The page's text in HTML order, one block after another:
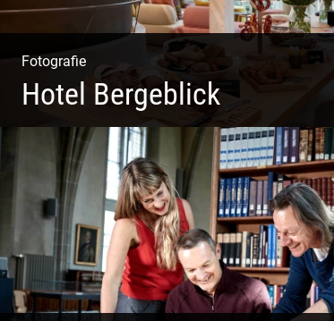
Fotografie
Hotel Bergeblick
Zweites Shooting für das Designhotel in Bad Tölz